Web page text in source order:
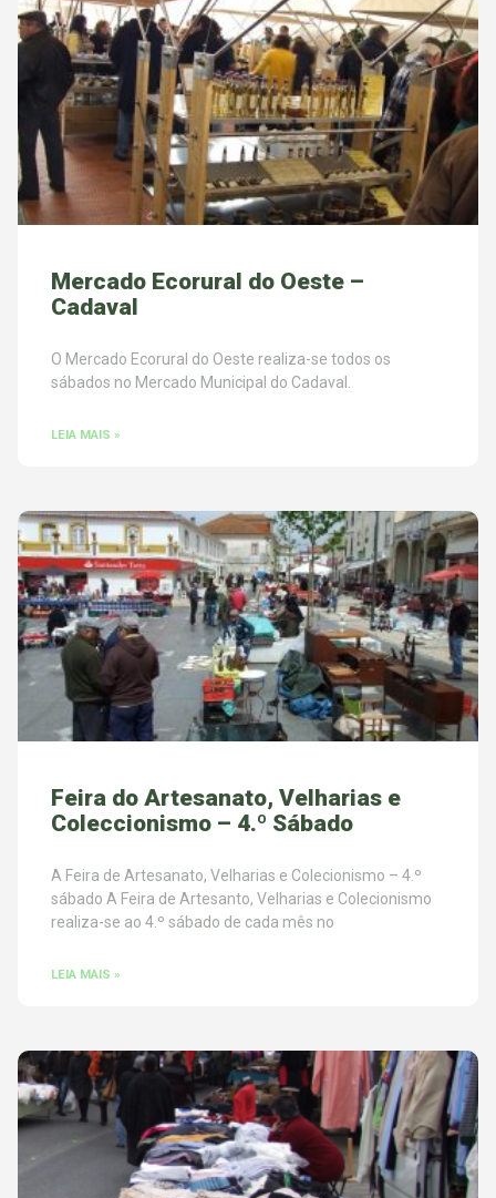
Mercado Ecorural do Oeste –
Cadaval
O Mercado Ecorural do Oeste realiza-se todos os
sábados no Mercado Municipal do Cadaval.
LEIA MAIS »
Feira do Artesanato, Velharias e
Coleccionismo – 4.º Sábado
A Feira de Artesanato, Velharias e Colecionismo – 4.º
sábado A Feira de Artesanto, Velharias e Colecionismo
realiza-se ao 4.º sábado de cada mês no
LEIA MAIS »